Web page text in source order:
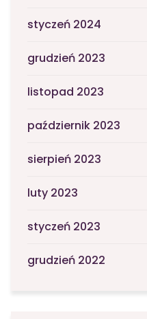
styczeń 2024
grudzień 2023
listopad 2023
październik 2023
sierpień 2023
luty 2023
styczeń 2023
grudzień 2022